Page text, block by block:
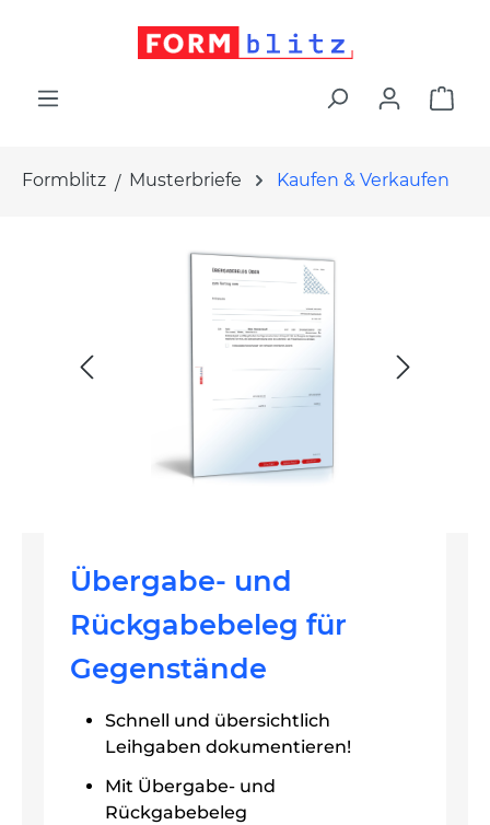
Formblitz Musterbriefe Kaufen & Verkaufen
Übergabe- und
Rückgabebeleg für
Gegenstände
Schnell und übersichtlich
Leihgaben dokumentieren!
Mit Übergabe- und
Rückgabebeleg